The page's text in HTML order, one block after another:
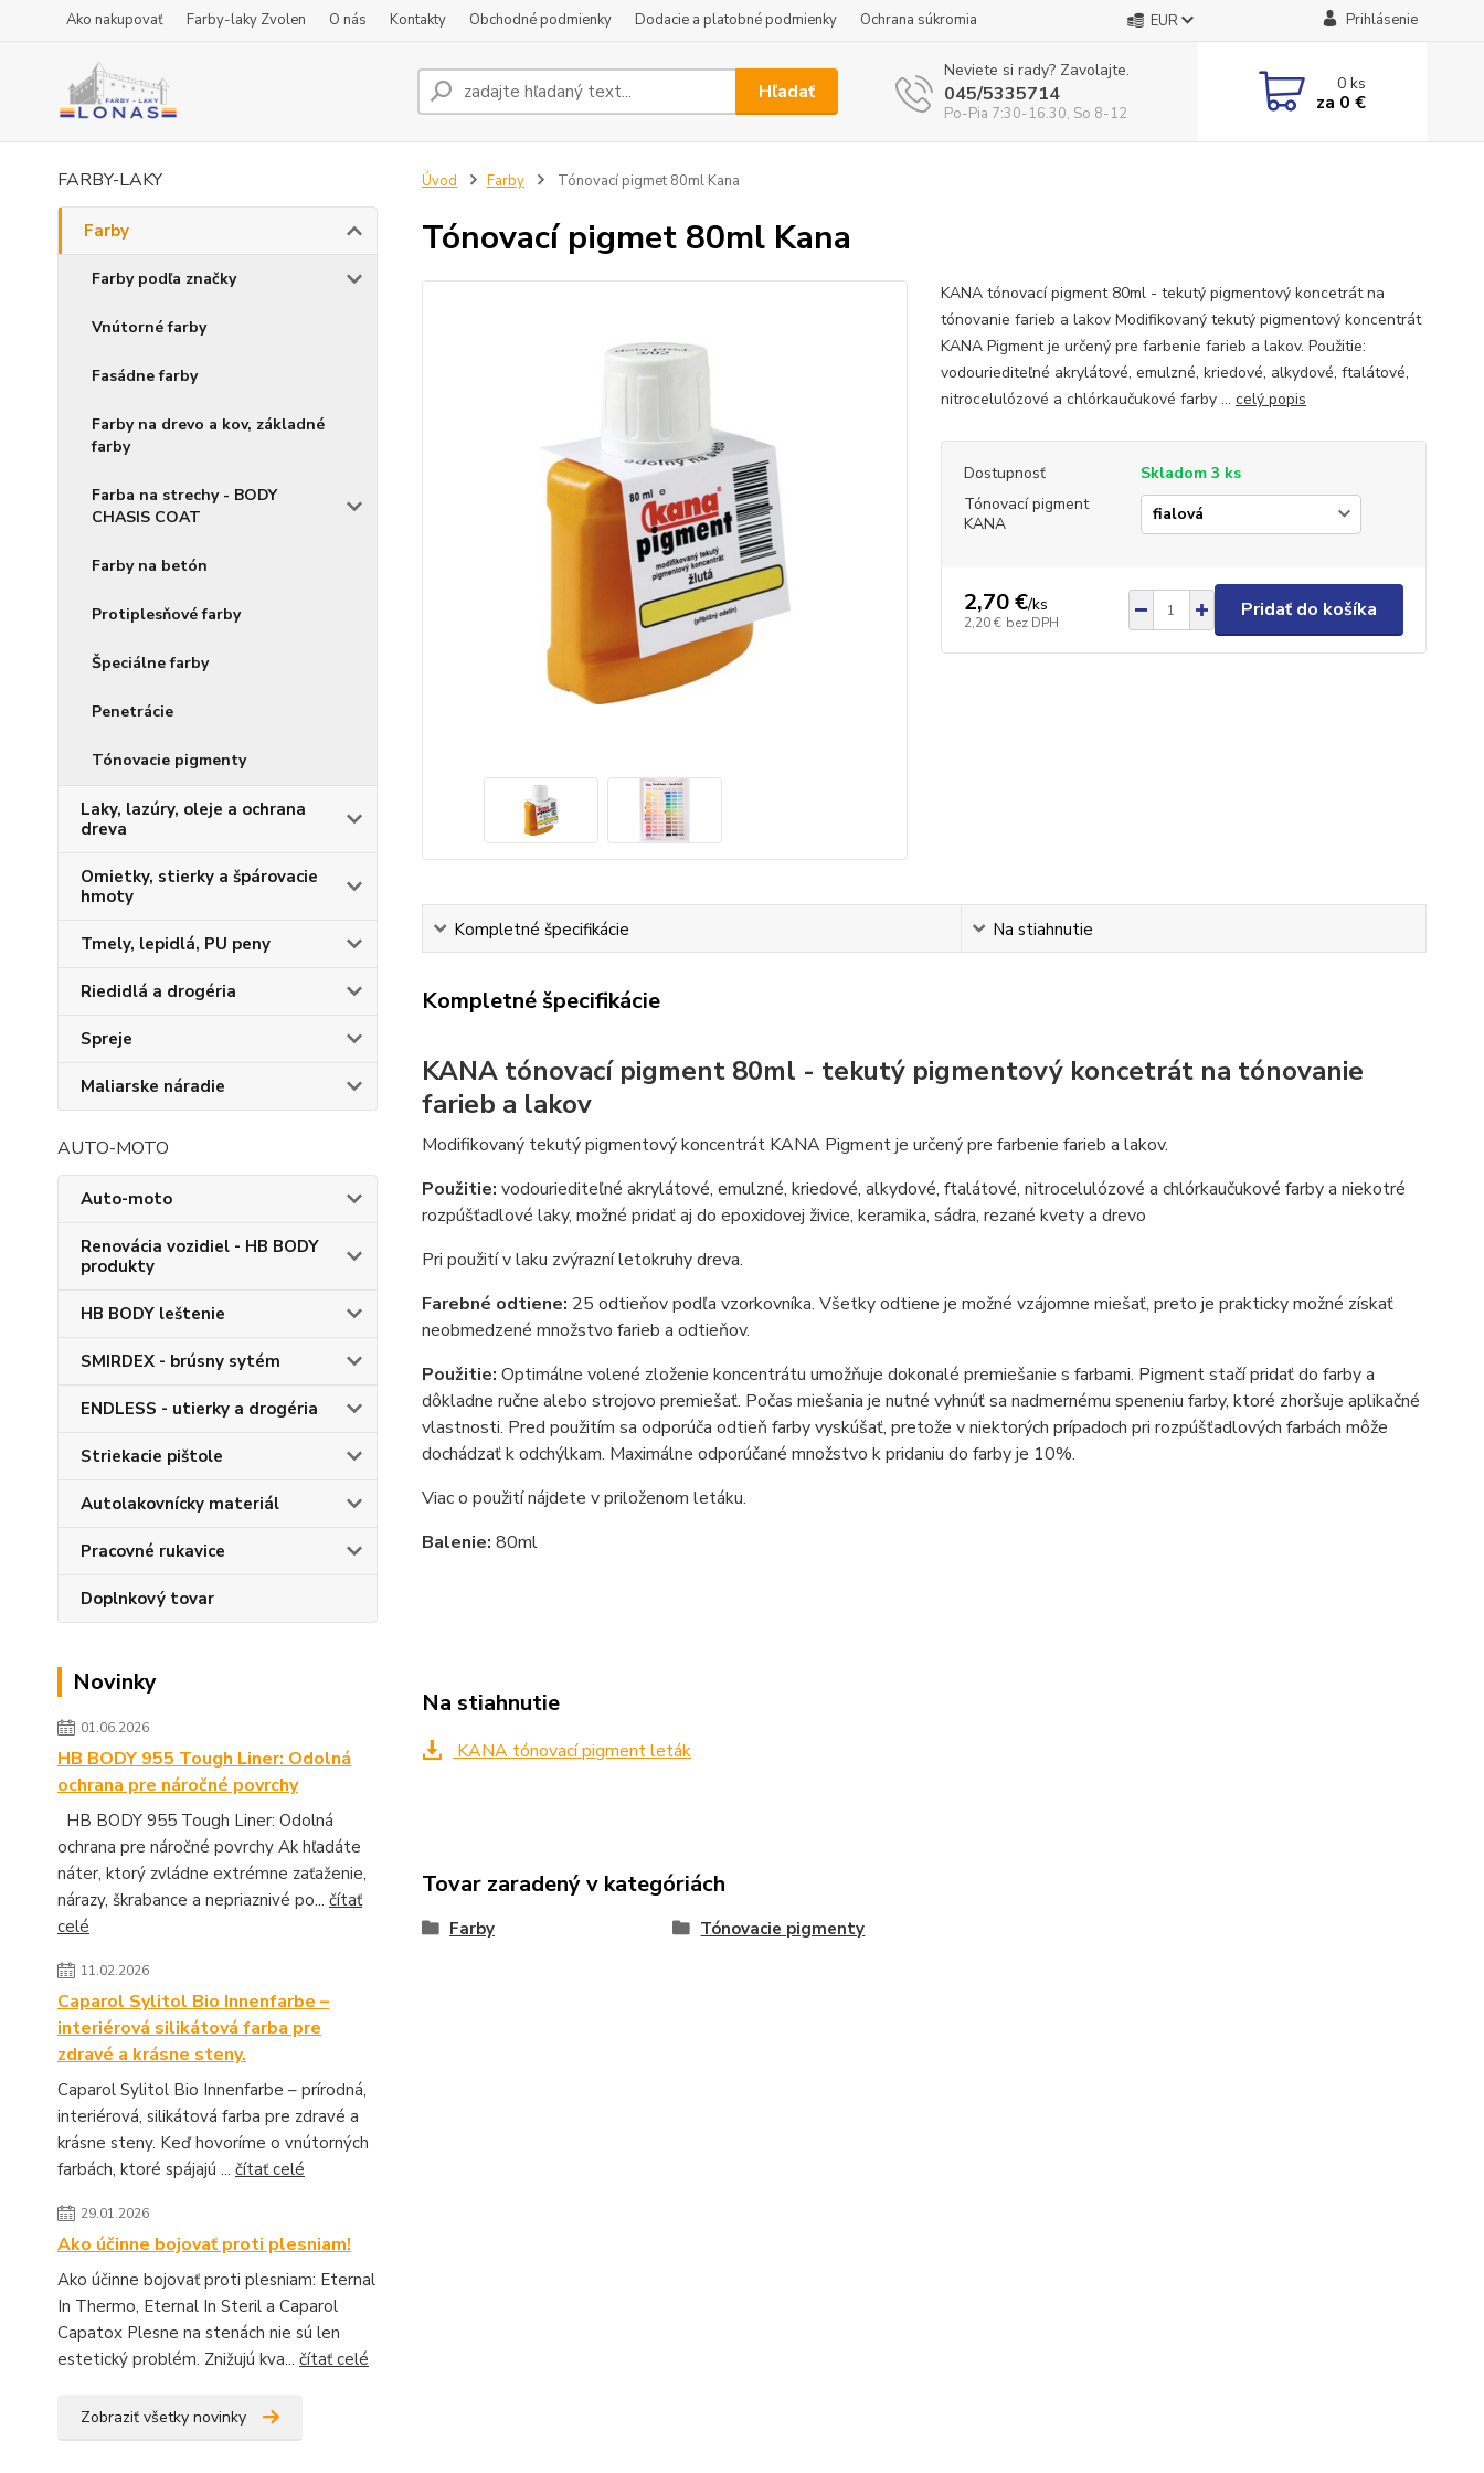
Ako nakupovať Farby-laky Zvolen O nás Kontakty Obchodné podmienky Dodacie a platobné podmienky Ochrana súkromia EUR Prihlásenie
Hľadať
Neviete si rady? Zavolajte.
045/5335714
Po-Pia 7:30-16.30, So 8-12
0ks
za 0 €
FARBY-LAKY
Farby
Farby podľa značky
Vnútorné farby
Fasádne farby
Farby na drevo a kov, základné
farby
Farba na strechy - BODY
CHASIS COAT
Farby na betón
Protiplesňové farby
Špeciálne farby
Penetrácie
Tónovacie pigmenty
Laky, lazúry, oleje a ochrana
dreva
Omietky, stierky a špárovacie
hmoty
Tmely, lepidlá, PU peny
Riedidlá a drogéria
Spreje
Maliarske náradie
AUTO-MOTO
Auto-moto
Renovácia vozidiel - HB BODY
produkty
HB BODY leštenie
SMIRDEX - brúsny sytém
ENDLESS - utierky a drogéria
Striekacie pištole
Autolakovnícky materiál
Pracovné rukavice
Doplnkový tovar
Novinky
01.06.2026
HB BODY 955 Tough Liner: Odolná
ochrana pre náročné povrchy
HB BODY 955 Tough Liner: Odolná
ochrana pre náročné povrchy Ak hľadáte
náter, ktorý zvládne extrémne zaťaženie,
nárazy, škrabance a nepriaznivé po... čítať
celé
11.02.2026
Caparol Sylitol Bio Innenfarbe –
interiérová silikátová farba pre
zdravé a krásne steny.
Caparol Sylitol Bio Innenfarbe – prírodná,
interiérová, silikátová farba pre zdravé a
krásne steny. Keď hovoríme o vnútorných
farbách, ktoré spájajú ... čítať celé
29.01.2026
Ako účinne bojovať proti plesniam!
Ako účinne bojovať proti plesniam: Eternal
In Thermo, Eternal In Steril a Caparol
Capatox Plesne na stenách nie sú len
estetický problém. Znižujú kva... čítať celé
Zobraziť všetky novinky
Úvod Farby Tónovací pigmet 80ml Kana
Tónovací pigmet 80ml Kana
KANA tónovací pigment 80ml - tekutý pigmentový koncetrát na
tónovanie farieb a lakov Modifikovaný tekutý pigmentový koncentrát
KANA Pigment je určený pre farbenie farieb a lakov. Použitie:
vodouriediteľné akrylátové, emulzné, kriedové, alkydové, ftalátové,
nitrocelulózové a chlórkaučukové farby ... celý popis
Dostupnosť
Skladom 3 ks
Tónovací pigment
KANA
2,70 €/ks
2,20 € bez DPH
Pridať do košíka
Kompletné špecifikácie Na stiahnutie
Kompletné špecifikácie
KANA tónovací pigment 80ml - tekutý pigmentový koncetrát na tónovanie
farieb a lakov
Modifikovaný tekutý pigmentový koncentrát KANA Pigment je určený pre farbenie farieb a lakov.
Použitie: vodouriediteľné akrylátové, emulzné, kriedové, alkydové, ftalátové, nitrocelulózové a chlórkaučukové farby a niekotré
rozpúšťadlové laky, možné pridať aj do epoxidovej živice, keramika, sádra, rezané kvety a drevo
Pri použití v laku zvýrazní letokruhy dreva.
Farebné odtiene: 25 odtieňov podľa vzorkovníka. Všetky odtiene je možné vzájomne miešať, preto je prakticky možné získať
neobmedzené množstvo farieb a odtieňov.
Použitie: Optimálne volené zloženie koncentrátu umožňuje dokonalé premiešanie s farbami. Pigment stačí pridať do farby a
dôkladne ručne alebo strojovo premiešať. Počas miešania je nutné vyhnúť sa nadmernému speneniu farby, ktoré zhoršuje aplikačné
vlastnosti. Pred použitím sa odporúča odtieň farby vyskúšať, pretože v niektorých prípadoch pri rozpúšťadlových farbách môže
dochádzať k odchýlkam. Maximálne odporúčané množstvo k pridaniu do farby je 10%.
Viac o použití nájdete v priloženom letáku.
Balenie: 80ml
Na stiahnutie
KANA tónovací pigment leták
Tovar zaradený v kategóriách
Farby Tónovacie pigmenty